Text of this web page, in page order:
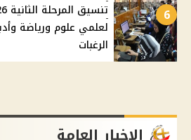
6
لعلمي علوم ورياضة
الرغبات